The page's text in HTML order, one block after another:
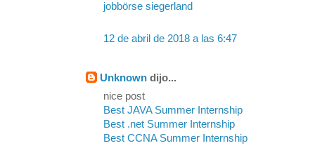
jobbörse siegerland
12 de abril de 2018 a las 6:47
Unknown dijo...
nice post
Best JAVA Summer Internship
Best .net Summer Internship
Best CCNA Summer Internship